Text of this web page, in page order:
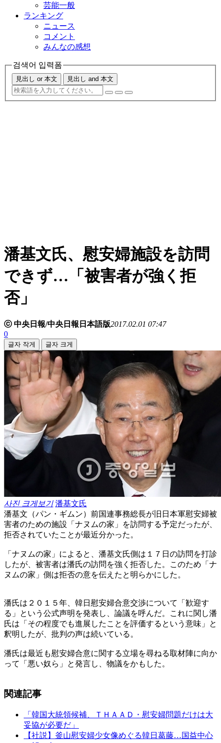
芸能一般
ランキング
ニュース
コメント
みんなの感想
검색어 입력폼
見出し or 本文 見出し and 本文
潘基文氏、慰安婦施設を訪問
できず…「被害者が強く拒
否」
ⓒ 中央日報/中央日報日本語版2017.02.01 07:47
0
글자 작게 글자 크게
사진 크게보기 潘基文氏
潘基文（パン・ギムン）前国連事務総長が旧日本軍慰安婦被
害者のための施設「ナヌムの家」を訪問する予定だったが、
拒否されていたことが最近分かった。
「ナヌムの家」によると、潘基文氏側は１７日の訪問を打診
したが、被害者は潘氏の訪問を強く拒否した。このため「ナ
ヌムの家」側は拒否の意を伝えたと明らかにした。
潘氏は２０１５年、韓日慰安婦合意交渉について「歓迎す
る」という公式声明を発表し、論議を呼んだ。これに関し潘
氏は「その程度でも進展したことを評価するという意味」と
釈明したが、批判の声は続いている。
潘氏は最近も慰安婦合意に関する立場を尋ねる取材陣に向か
って「悪い奴ら」と発言し、物議をかもした。
関連記事
「韓国大統領候補、ＴＨＡＡＤ・慰安婦問題だけは大
妥協が必要だ」
【社説】釜山慰安婦少女像めぐる韓日葛藤…国益中心